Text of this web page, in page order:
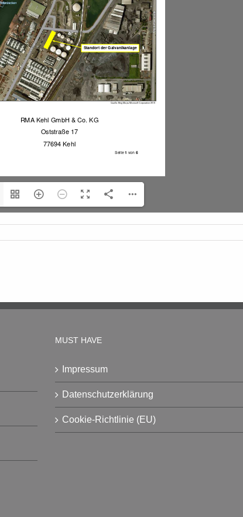
MUST HAVE
Impressum
Datenschutzerklärung
Cookie-Richtlinie (EU)